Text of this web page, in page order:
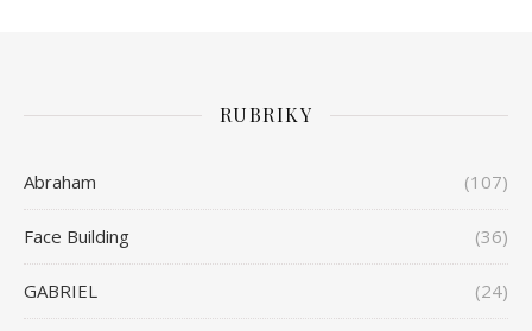
RUBRIKY
Abraham (107)
Face Building (36)
GABRIEL (24)